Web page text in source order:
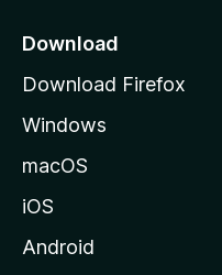
Download
Download Firefox
Windows
macOS
iOS
Android